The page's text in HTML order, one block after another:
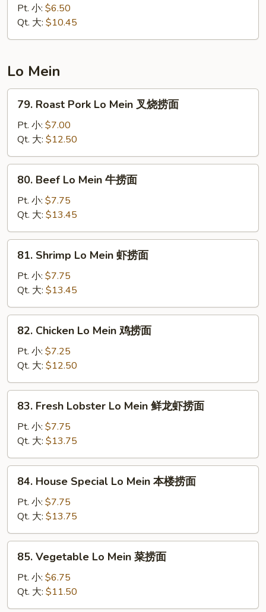
Fried
Rice
菜
饭
Pt. 小: $6.50
Qt. 大: $10.45
Lo Mein
Roast
Pork
Lo
Mein
叉
79. Roast Pork Lo Mein 叉烧捞面
Pt. 小: $7.00
Qt. 大: $12.50
Beef
Mein
牛
捞
80. Beef Lo Mein 牛捞面
Pt. 小: $7.75
Qt. 大: $13.45
Shrimp
Mein
虾
捞
81. Shrimp Lo Mein 虾捞面
Pt. 小: $7.75
Qt. 大: $13.45
Chicken
Mein
鸡
捞
82. Chicken Lo Mein 鸡捞面
Pt. 小: $7.25
Qt. 大: $12.50
Fresh
Lobster
Lo
Mein
鲜
83. Fresh Lobster Lo Mein 鲜龙虾捞面
Pt. 小: $7.75
Qt. 大: $13.75
House
Special
Lo
Mein
本
84. House Special Lo Mein 本楼捞面
Pt. 小: $7.75
Qt. 大: $13.75
Vegetable
Mein
菜
85. Vegetable Lo Mein 菜捞面
Pt. 小: $6.75
Qt. 大: $11.50